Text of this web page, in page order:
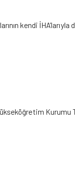
kendi İHA’larıyla